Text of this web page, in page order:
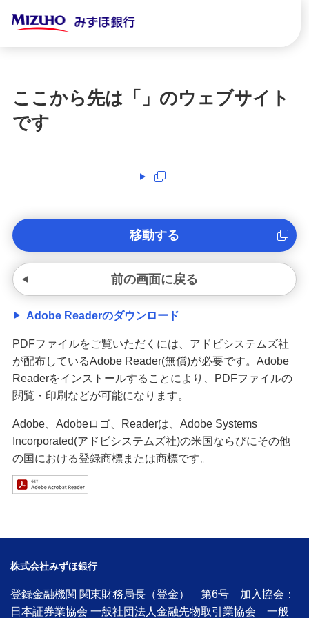
ここから先は「 」のウェブサイト
です
移動する
前の画面に戻る
Adobe Readerのダウンロード
PDFファイルをご覧いただくには、アドビシステムズ社
が配布しているAdobe Reader(無償)が必要です。Adobe
Readerをインストールすることにより、PDFファイルの
閲覧・印刷などが可能になります。
Adobe、Adobeロゴ、Readerは、Adobe Systems
Incorporated(アドビシステムズ社)の米国ならびにその他
の国における登録商標または商標です。
株式会社みずほ銀行
登録金融機関 関東財務局長（登金） 第6号 加入協会：
日本証券業協会 一般社団法人金融先物取引業協会 一般